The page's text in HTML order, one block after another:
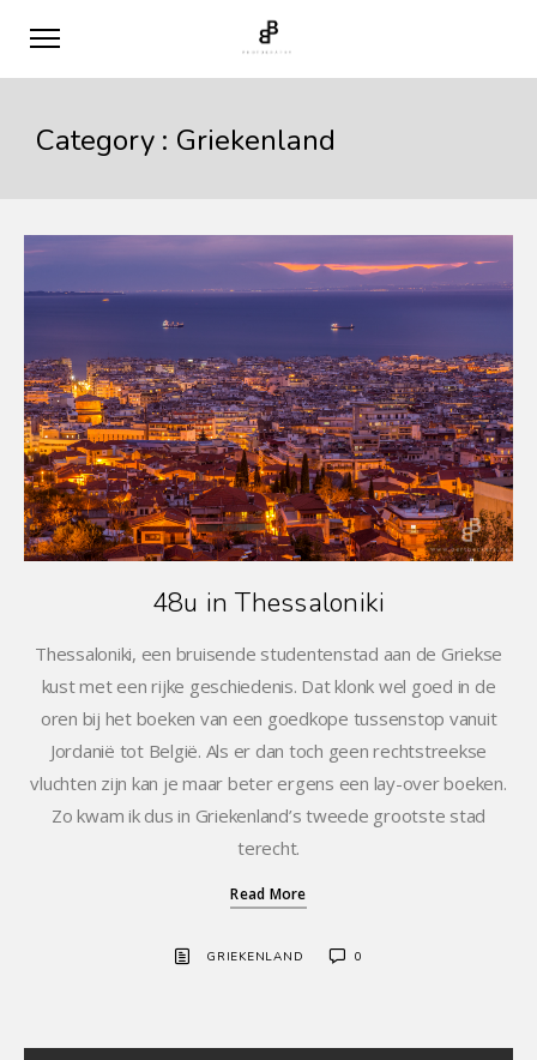
Category : Griekenland
48u in Thessaloniki
Thessaloniki, een bruisende studentenstad aan de Griekse
kust met een rijke geschiedenis. Dat klonk wel goed in de
oren bij het boeken van een goedkope tussenstop vanuit
Jordanië tot België. Als er dan toch geen rechtstreekse
vluchten zijn kan je maar beter ergens een lay-over boeken.
Zo kwam ik dus in Griekenland’s tweede grootste stad
terecht.
Read More
GRIEKENLAND 0